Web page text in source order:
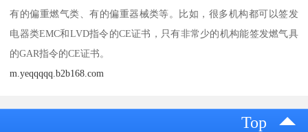
有的偏重燃气类、有的偏重器械类等。比如，很多机构都可以签发
电器类EMC和LVD指令的CE证书，只有非常少的机构能签发燃气具
的GAR指令的CE证书。
m.yeqqqqq.b2b168.com
Top